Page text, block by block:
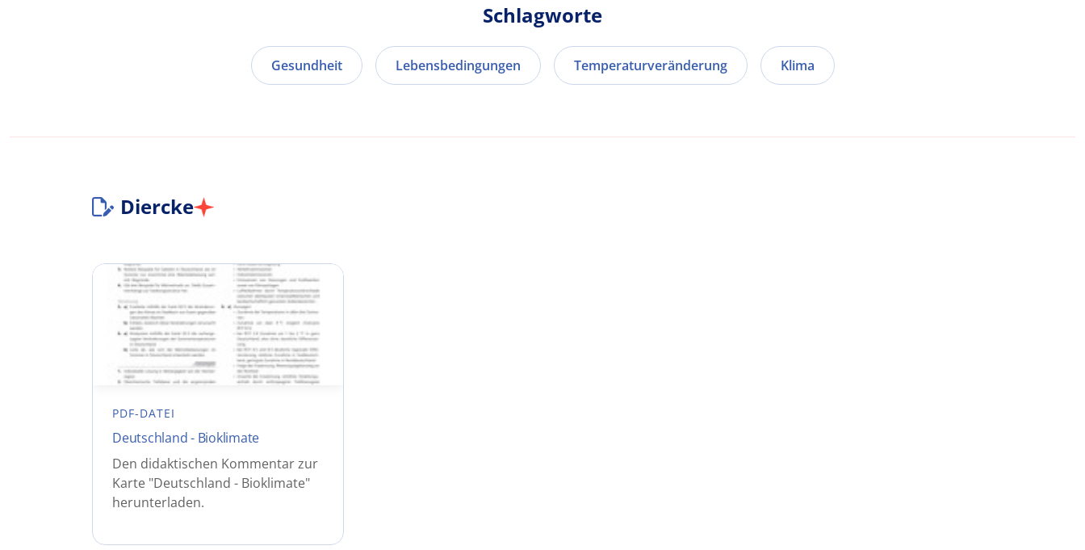
Schlagworte
Gesundheit Lebensbedingungen Temperaturveränderung Klima
Diercke
PDF-DATEI
Deutschland - Bioklimate
Den didaktischen Kommentar zur
Karte "Deutschland - Bioklimate"
herunterladen.